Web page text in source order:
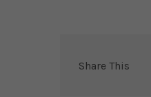
Share This